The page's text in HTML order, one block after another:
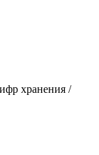
хранения /